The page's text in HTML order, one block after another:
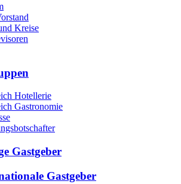
Kreise
Hotellerie
Gastronomie
Gastgeber
Gastgeber